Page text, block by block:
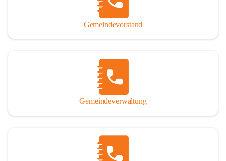
Gemeindevorstand
Gemeindeverwaltung